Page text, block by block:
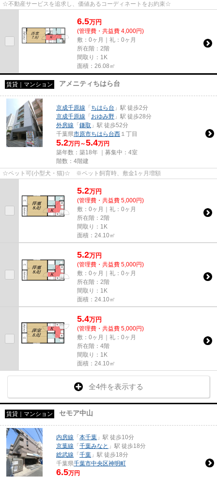
☆不動産サービスを追求し、価値あるコーディネートをお約束☆
6.5万円
(管理費・共益費 4,000円)
敷：0ヶ月｜礼：0ヶ月
所在階：2階
間取り：1K
面積：26.08㎡
賃貸｜マンション アメニティちはら台
京成千原線 「 ちはら台 」駅 徒歩2分
京成千原線 「 おゆみ野 」駅 徒歩28分
外房線 「 鎌取 」駅 徒歩52分
千葉県市原市ちはら台西 １丁目
5.2万円～5.4万円
築年数：築18年 ｜募集中： 4室
階数：4階建
☆ペット可(小型犬・猫)☆ ※ペット飼育時、敷金1ヶ月増額
5.2万円
(管理費・共益費 5,000円)
敷：0ヶ月｜礼：0ヶ月
所在階：2階
間取り：1K
面積：24.10㎡
5.2万円
(管理費・共益費 5,000円)
敷：0ヶ月｜礼：0ヶ月
所在階：2階
間取り：1K
面積：24.10㎡
5.4万円
(管理費・共益費 5,000円)
敷：0ヶ月｜礼：0ヶ月
所在階：4階
間取り：1K
面積：24.10㎡
全4件を表示する
賃貸｜マンション セモア中山
内房線 「 本千葉 」駅 徒歩10分
京葉線 「 千葉みなと 」駅 徒歩18分
総武線 「 千葉 」駅 徒歩18分
千葉県千葉市中央区神明町
6.5万円